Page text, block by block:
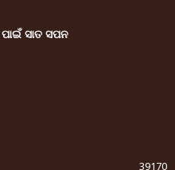
ପାଇଁ ସାତ ସପନ
39170